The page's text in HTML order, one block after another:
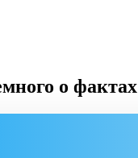
о фактах